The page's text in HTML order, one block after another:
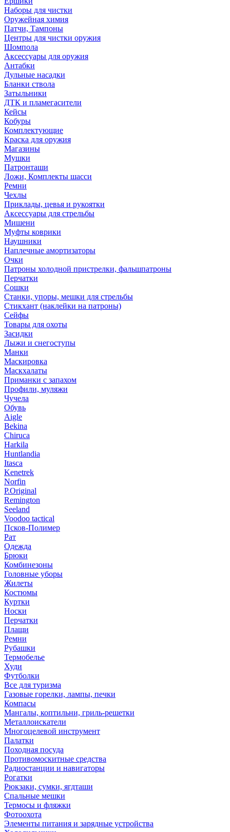
Наборы для чистки
Оружейная химия
Патчи, Тампоны
Центры для чистки оружия
Шомпола
Аксессуары для оружия
Антабки
Дульные насадки
Бланки ствола
Затыльники
ДТК и пламегасители
Кейсы
Кобуры
Комплектующие
Краска для оружия
Магазины
Мушки
Патронташи
Ложи, Комплекты шасси
Ремни
Чехлы
Приклады, цевья и рукоятки
Аксессуары для стрельбы
Мишени
Муфты коврики
Наушники
Наплечные амортизаторы
Очки
Патроны холодной пристрелки, фальшпатроны
Перчатки
Сошки
Станки, упоры, мешки для стрельбы
Стикхант (наклейки на патроны)
Сейфы
Товары для охоты
Засидки
Лыжи и снегоступы
Манки
Маскировка
Маскхалаты
Приманки с запахом
Профили, муляжи
Чучела
Обувь
Aigle
Bekina
Chiruсa
Harkila
Huntlandia
Itasca
Kenetrek
Norfin
P.Original
Remington
Seeland
Voodoo tactical
Псков-Полимер
Рат
Одежда
Брюки
Комбинезоны
Головные уборы
Жилеты
Костюмы
Куртки
Носки
Перчатки
Плащи
Ремни
Рубашки
Термобелье
Худи
Футболки
Все для туризма
Газовые горелки, лампы, печки
Компасы
Мангалы, коптильни, гриль-решетки
Металлоискатели
Многоцелевой инструмент
Палатки
Походная посуда
Противомоскитные средства
Радиостанции и навигаторы
Рогатки
Рюкзаки, сумки, ягдташи
Спальные мешки
Термосы и фляжки
Фотоохота
Элементы питания и зарядные устройства